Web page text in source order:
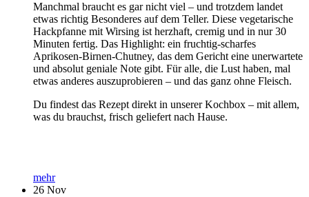
Manchmal braucht es gar nicht viel – und trotzdem landet
etwas richtig Besonderes auf dem Teller. Diese vegetarische
Hackpfanne mit Wirsing ist herzhaft, cremig und in nur 30
Minuten fertig. Das Highlight: ein fruchtig-scharfes
Aprikosen-Birnen-Chutney, das dem Gericht eine unerwartete
und absolut geniale Note gibt. Für alle, die Lust haben, mal
etwas anderes auszuprobieren – und das ganz ohne Fleisch.
Du findest das Rezept direkt in unserer Kochbox – mit allem,
was du brauchst, frisch geliefert nach Hause.
mehr
26 Nov